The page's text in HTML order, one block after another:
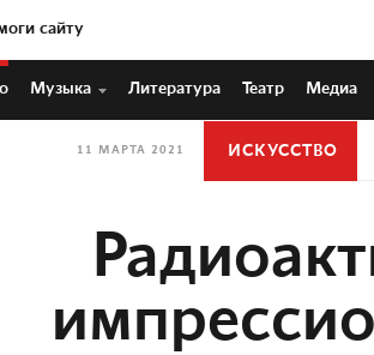
сайту
Музыка Литература Театр Медиа
11 МАРТА 2021 ИСКУССТВО